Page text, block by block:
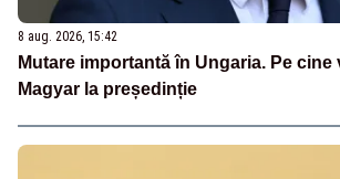
8 aug. 2026, 15:42
Mutare importantă în Ungaria. Pe cine
Magyar la președinție